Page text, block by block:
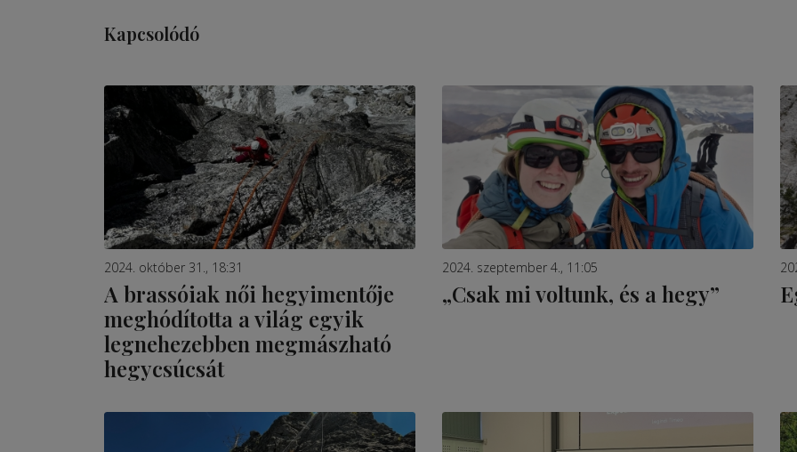
Kapcsolódó
2024. október 31., 18:31
A brassóiak női hegyimentője
meghódította a világ egyik
legnehezebben megmászható
hegycsúcsát
2024. szeptember 4., 11:05
„Csak mi voltunk, és a hegy”